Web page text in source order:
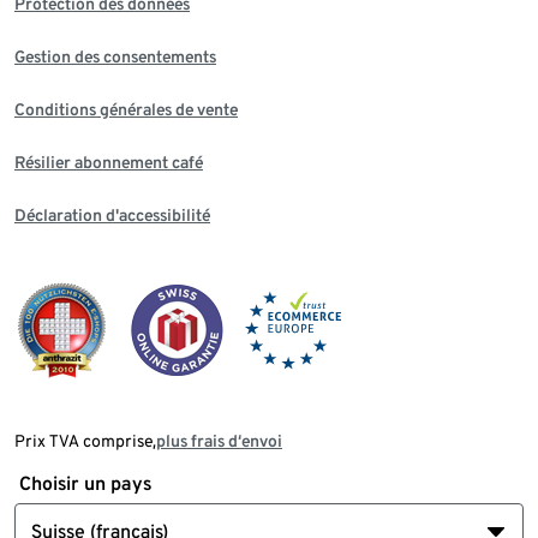
Gestion des consentements
Conditions générales de vente
Résilier abonnement café
Déclaration d'accessibilité
Prix TVA comprise,plus frais d‘envoi
Choisir un pays
Suisse (français)